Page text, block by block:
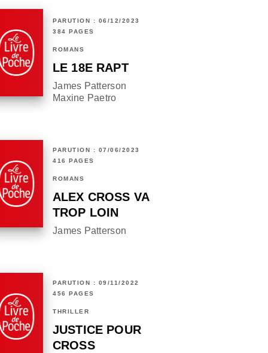
PARUTION : 06/12/2023
384 PAGES
ROMANS
LE 18E RAPT
James Patterson
Maxine Paetro
PARUTION : 07/06/2023
416 PAGES
ROMANS
ALEX CROSS VA
TROP LOIN
James Patterson
PARUTION : 09/11/2022
456 PAGES
THRILLER
JUSTICE POUR
CROSS